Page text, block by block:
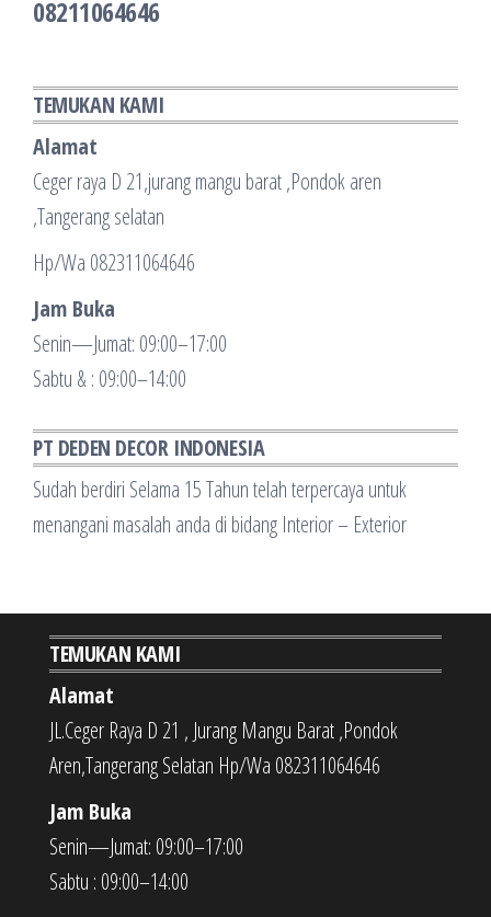
08211064646
TEMUKAN KAMI
Alamat
Ceger raya D 21,jurang mangu barat ,Pondok aren
,Tangerang selatan
Hp/Wa 082311064646
Jam Buka
Senin—Jumat: 09:00–17:00
Sabtu & : 09:00–14:00
PT DEDEN DECOR INDONESIA
Sudah berdiri Selama 15 Tahun telah terpercaya untuk
menangani masalah anda di bidang Interior – Exterior
TEMUKAN KAMI
Alamat
JL.Ceger Raya D 21 , Jurang Mangu Barat ,Pondok
Aren,Tangerang Selatan Hp/Wa 082311064646
Jam Buka
Senin—Jumat: 09:00–17:00
Sabtu : 09:00–14:00